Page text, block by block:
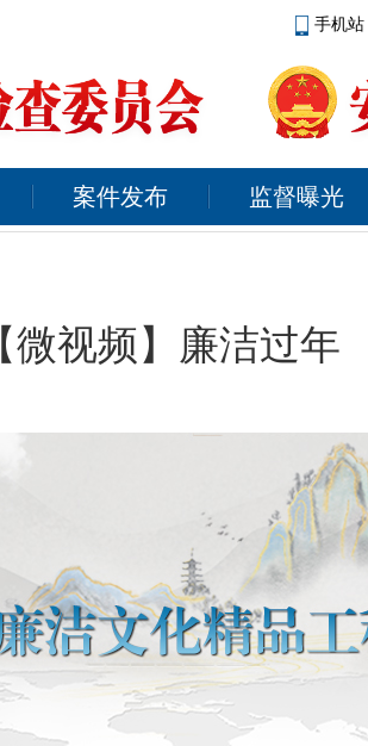
手机站
案件发布 监督曝光
【微视频】廉洁过年